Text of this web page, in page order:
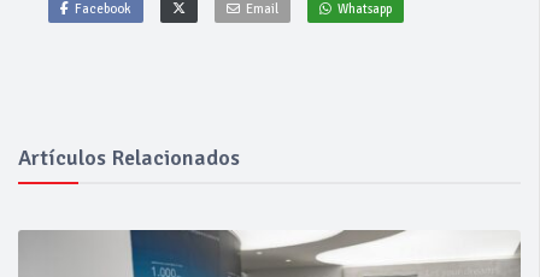
Facebook Email Whatsapp
Artículos Relacionados